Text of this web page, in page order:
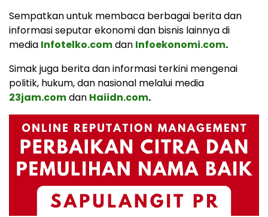
Sempatkan untuk membaca berbagai berita dan
informasi seputar ekonomi dan bisnis lainnya di
media Infotelko.comdan Infoekonomi.com.
Simak juga berita dan informasi terkini mengenai
politik, hukum, dan nasional melalui media
23jam.comdan Haiidn.com.